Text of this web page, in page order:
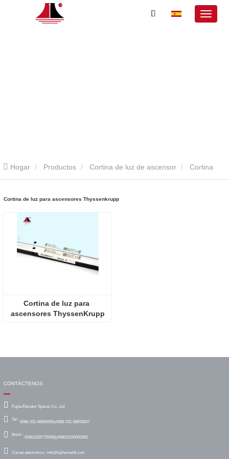
Hogar Productos Cortina de luz de ascensor
Cortina de luz para ascensores Thyssenkrupp
Cortina de luz para
ascensores ThyssenKrupp
CONTÁCTENOS
Fujita Elevator Spares Co., Ltd
Tel : 0086-531-68650836y0086-531-68650837
Móvil : 008613287720568y008613156002682
Correo electrónico : info@fujihomelift.com